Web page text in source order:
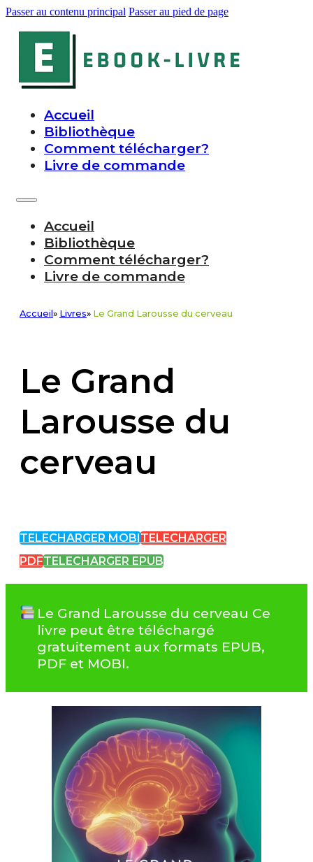
Passer au contenu principal Passer au pied de page
Accueil
Bibliothèque
Comment télécharger?
Livre de commande
Accueil
Bibliothèque
Comment télécharger?
Livre de commande
Accueil » Livres» Le Grand Larousse du cerveau
Le Grand
Larousse du
cerveau
TELECHARGER MOBI TELECHARGER
PDFTELECHARGER EPUB
Le Grand Larousse du cerveau Ce
livre peut être téléchargé
gratuitement aux formats EPUB,
PDF et MOBI.